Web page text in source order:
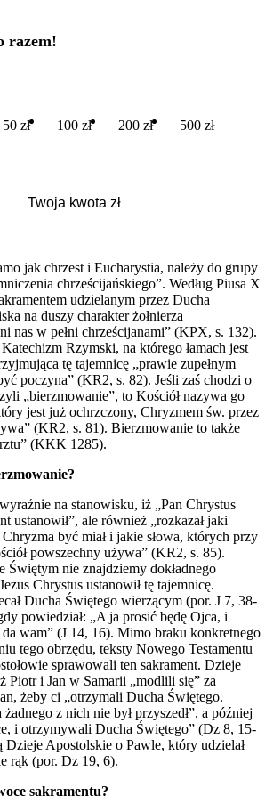
razem!
50 zł 100 zł 200 zł 500 zł
jak chrzest i Eucharystia, należy do grupy
chrześcijańskiego”. Według Piusa X
udzielanym przez Ducha
na duszy charakter żołnierza
nas w pełni chrześcijanami” (KPX, s. 132).
Rzymski, na którego łamach jest
tę tajemnicę „prawie zupełnym
poczyna” (KR2, s. 82). Jeśli zaś chodzi o
„bierzmowanie”, to Kościół nazywa go
jest już ochrzczony, Chryzmem św. przez
(KR2, s. 81). Bierzmowanie to także
(KKK 1285).
na stanowisku, iż „Pan Chrystus
ustanowił”, ale również „rozkazał jaki
być miał i jakie słowa, których przy
powszechny używa” (KR2, s. 85).
nie znajdziemy dokładnego
Chrystus ustanowił tę tajemnicę.
Ducha Świętego wierzącym (por. J 7, 38-
powiedział: „A ja prosić będę Ojca, i
wam” (J 14, 16). Mimo braku konkretnego
tego obrzędu, teksty Nowego Testamentu
sprawowali ten sakrament. Dzieje
Piotr i Jan w Samarii „modlili się” za
żeby ci „otrzymali Ducha Świętego.
z nich nie był przyszedł”, a później
i otrzymywali Ducha Świętego” (Dz 8, 15-
Dzieje Apostolskie o Pawle, który udzielał
rąk (por. Dz 19, 6).
sakramentu?